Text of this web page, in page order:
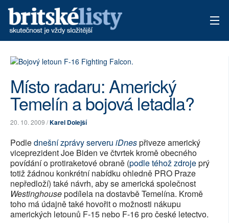
TÉMATA
AUTOŘI
PŘÍSPĚVKY NA PROVOZ
Místo radaru: Americký
Temelín a bojová letadla?
20. 10. 2009 /Karel Dolejší
Podlednešní zprávy serveru iDnespřiveze americký
viceprezident Joe Biden ve čtvrtek kromě obecného
povídání o protiraketové obraně (podle téhož zdrojeprý
totiž žádnou konkrétní nabídku ohledně PRO Praze
nepředloží) také návrh, aby se americká společnost
Westinghousepodílela na dostavbě Temelína. Kromě
toho má údajně také hovořit o možnosti nákupu
amerických letounů F-15 nebo F-16 pro české letectvo.